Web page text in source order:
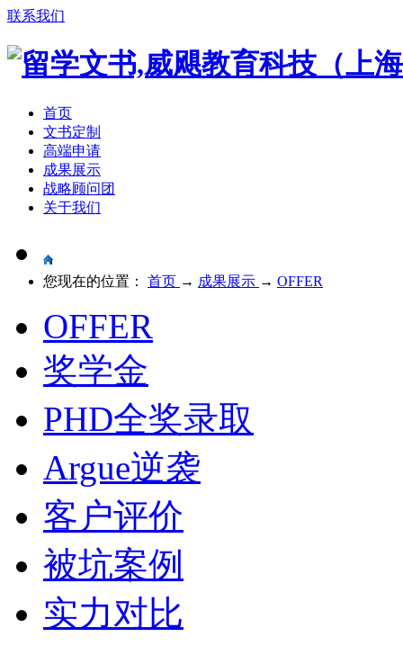
联系我们
首页
文书定制
高端申请
成果展示
战略顾问团
关于我们
您现在的位置： 首页 → 成果展示 → OFFER
OFFER
奖学金
PHD全奖录取
Argue逆袭
客户评价
被坑案例
实力对比